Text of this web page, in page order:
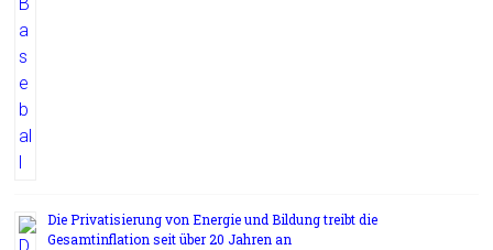
Die Privatisierung von Energie und Bildung treibt die
Gesamtinflation seit über 20 Jahren an